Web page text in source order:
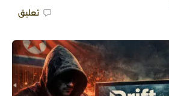
تعليق